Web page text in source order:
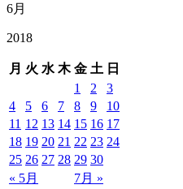
6月
2018
月 火 水 木 金 土 日
« 5月 7月 »
1 2
3
4
5 6 7 8 9
10
11 12 13 14 15 16 17
18 19 20 21 22 23 24
25 26 27 28 29 30